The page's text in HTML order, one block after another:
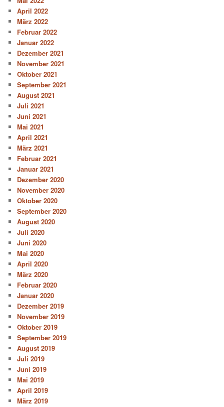
April 2022
März 2022
Februar 2022
Januar 2022
Dezember 2021
November 2021
Oktober 2021
September 2021
August 2021
Juli 2021
Juni 2021
Mai 2021
April 2021
März 2021
Februar 2021
Januar 2021
Dezember 2020
November 2020
Oktober 2020
September 2020
August 2020
Juli 2020
Juni 2020
Mai 2020
April 2020
März 2020
Februar 2020
Januar 2020
Dezember 2019
November 2019
Oktober 2019
September 2019
August 2019
Juli 2019
Juni 2019
Mai 2019
April 2019
März 2019